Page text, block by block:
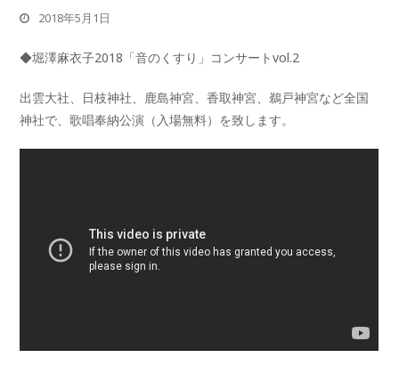
2018年5月1日
◆堀澤麻衣子2018「音のくすり」コンサートvol.2
出雲大社、日枝神社、鹿島神宮、香取神宮、鵜戸神宮など全国
神社で、歌唱奉納公演（入場無料）を致します。